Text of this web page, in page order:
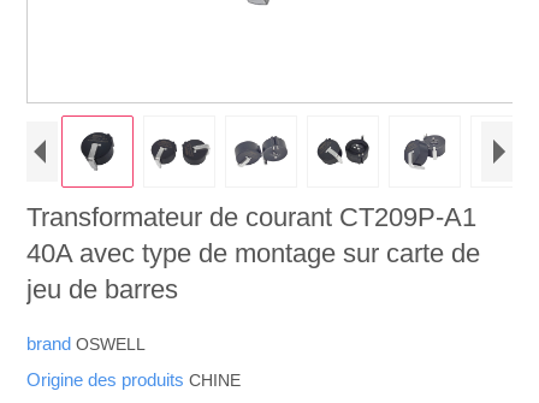
Transformateur de courant CT209P-A1
40A avec type de montage sur carte de
jeu de barres
brandOSWELL
Origine des produitsCHINE